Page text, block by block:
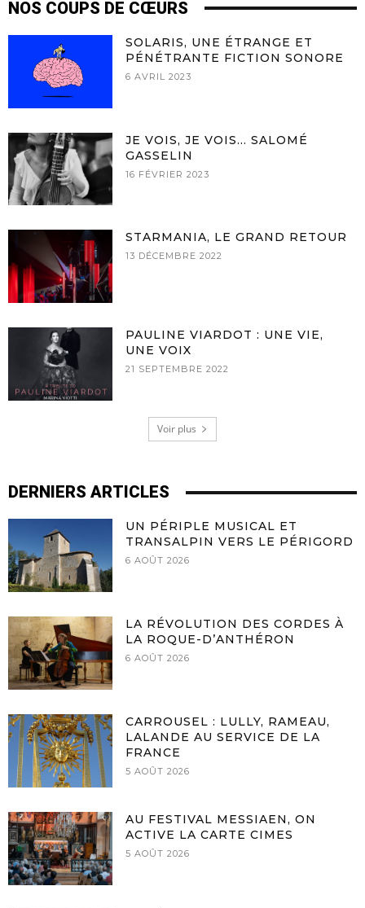
NOS COUPS DE CŒURS
SOLARIS, UNE ÉTRANGE ET
PÉNÉTRANTE FICTION SONORE
6 AVRIL 2023
JE VOIS, JE VOIS… SALOMÉ
GASSELIN
16 FÉVRIER 2023
STARMANIA, LE GRAND RETOUR
13 DÉCEMBRE 2022
PAULINE VIARDOT : UNE VIE,
UNE VOIX
21 SEPTEMBRE 2022
Voir plus
DERNIERS ARTICLES
UN PÉRIPLE MUSICAL ET
TRANSALPIN VERS LE PÉRIGORD
6 AOÛT 2026
LA RÉVOLUTION DES CORDES À
LA ROQUE-D’ANTHÉRON
6 AOÛT 2026
CARROUSEL : LULLY, RAMEAU,
LALANDE AU SERVICE DE LA
FRANCE
5 AOÛT 2026
AU FESTIVAL MESSIAEN, ON
ACTIVE LA CARTE CIMES
5 AOÛT 2026